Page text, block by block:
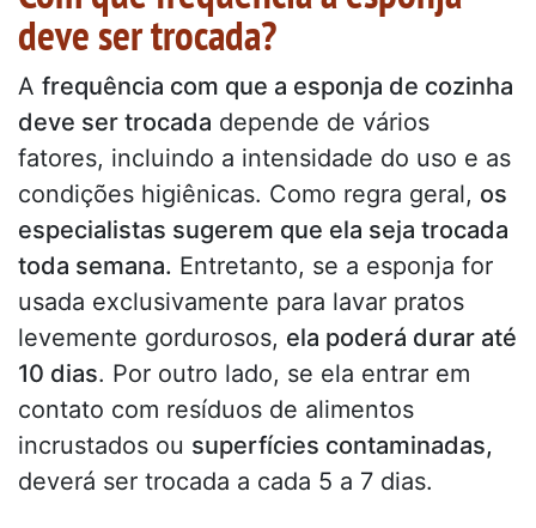
deve ser trocada?
A frequência com que a esponja de cozinha
deve ser trocada depende de vários
fatores, incluindo a intensidade do uso e as
condições higiênicas. Como regra geral, os
especialistas sugerem que ela seja trocada
toda semana. Entretanto, se a esponja for
usada exclusivamente para lavar pratos
levemente gordurosos, ela poderá durar até
10 dias. Por outro lado, se ela entrar em
contato com resíduos de alimentos
incrustados ou superfícies contaminadas,
deverá ser trocada a cada 5 a 7 dias.